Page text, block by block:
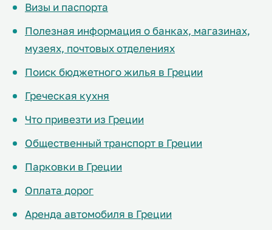
Визы и паспорта
Полезная информация о банках, магазинах,
музеях, почтовых отделениях
Поиск бюджетного жилья в Греции
Греческая кухня
Что привезти из Греции
Общественный транспорт в Греции
Парковки в Греции
Оплата дорог
Аренда автомобиля в Греции